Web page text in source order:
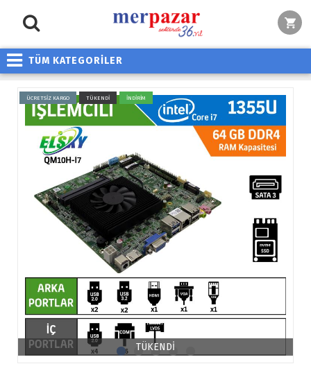
TÜM KATEGORİLER
ÜCRETSİZ KARGO TÜKENDİ İNDİRİM
TÜKENDİ